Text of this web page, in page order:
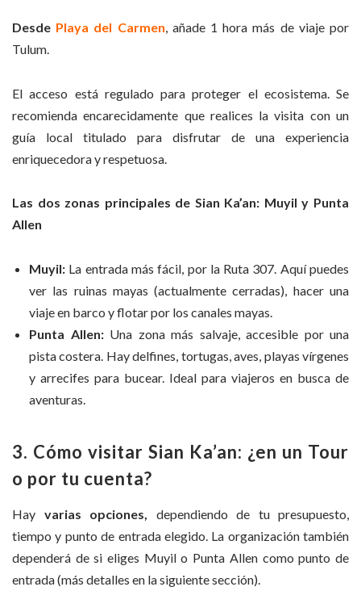
Desde Playa del Carmen, añade 1 hora más de viaje por
Tulum.
El acceso está regulado para proteger el ecosistema. Se
recomienda encarecidamente que realices la visita con un
guía local titulado para disfrutar de una experiencia
enriquecedora y respetuosa.
Las dos zonas principales de Sian Ka’an: Muyil y Punta
Allen
Muyil: La entrada más fácil, por la Ruta 307. Aquí puedes
ver las ruinas mayas (actualmente cerradas), hacer una
viaje en barco y flotar por los canales mayas.
Punta Allen: Una zona más salvaje, accesible por una
pista costera. Hay delfines, tortugas, aves, playas vírgenes
y arrecifes para bucear. Ideal para viajeros en busca de
aventuras.
3. Cómo visitar Sian Ka’an: ¿en un Tour
o por tu cuenta?
Hay varias opciones,
dependiendo de tu presupuesto,
tiempo y punto de entrada elegido. La organización también
dependerá de si eliges Muyil o Punta Allen como punto de
entrada (más detalles en la siguiente sección).